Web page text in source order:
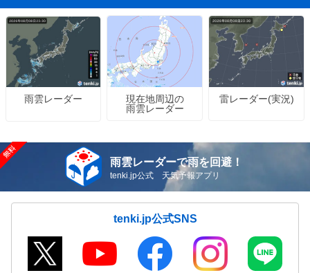
雨雲レーダー
現在地周辺の
雨雲レーダー
雷レーダー(実況)
雨雲レーダーで雨を回避！
tenki.jp公式 天気予報アプリ
tenki.jp公式SNS